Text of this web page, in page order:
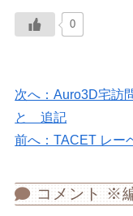
0
次へ：Auro3D宅訪
と 追記
前へ：TACET レー
コメント ※